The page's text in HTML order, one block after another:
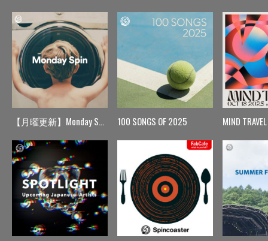
【月曜更新】Monday Spin 100 SONGS OF 2025 MIND TRAVEL